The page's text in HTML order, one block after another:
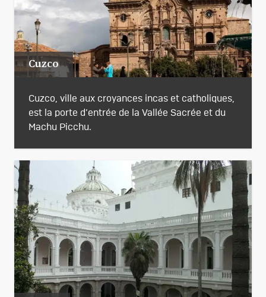
Cuzco
Cuzco, ville aux croyances incas et catholiques,
est la porte d’entrée de la Vallée Sacrée et du
Machu Picchu.